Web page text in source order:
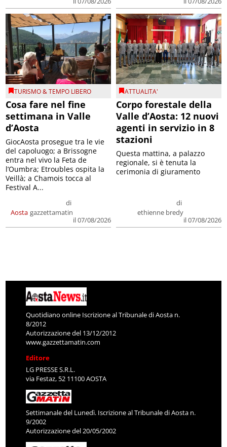
TURISMO & TEMPO LIBERO
Cosa fare nel fine
settimana in Valle
d’Aosta
Aosta
di
gazzettamatin
il 07/08/2026
GiocAosta prosegue tra le vie
del capoluogo; a Brissogne
entra nel vivo la Feta de
l’Oumbra; Etroubles ospita la
Veillà; a Chamois tocca al
Festival A...
ATTUALITA'
Corpo forestale della
Valle d’Aosta: 12 nuovi
agenti in servizio in 8
stazioni
di
ethienne bredy
il 07/08/2026
Questa mattina, a palazzo
regionale, si è tenuta la
cerimonia di giuramento
Quotidiano online Iscrizione al Tribunale di Aosta n.
8/2012
Autorizzazione del 13/12/2012
www.gazzettamatin.com
Editore
LG PRESSE S.R.L.
via Festaz, 52 11100 AOSTA
Settimanale del Lunedì. Iscrizione al Tribunale di Aosta n.
9/2002
Autorizzazione del 20/05/2002